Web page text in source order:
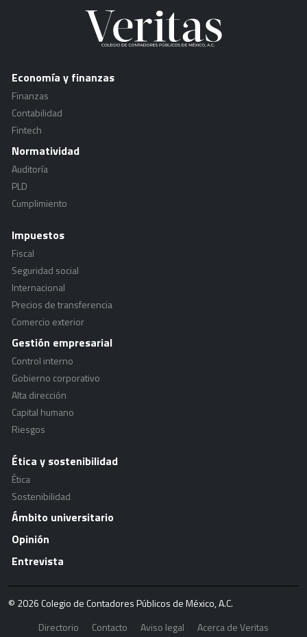
Economía y finanzas
Finanzas
Contabilidad
Fintech
Normatividad
Auditoría
PLD
Cumplimiento
Impuestos
Fiscal
Seguridad social
Internacional
Precios de transferencia
Comercio exterior
Gestión empresarial
Control interno
Gobierno corporativo
Alta dirección
Capital humano
Riesgos
Ética y sostenibilidad
Ética
Sostenibilidad
Ámbito universitario
Opinión
Entrevista
© 2026 Colegio de Contadores Públicos de México, A.C.
Directorio
Contacto Aviso legal Acerca de Veritas